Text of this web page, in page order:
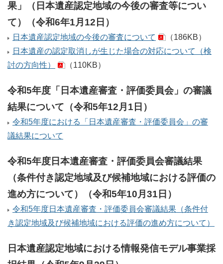
果」（日本遺産認定地域の今後の審査等につい
て）（令和6年1月12日）
日本遺産認定地域の今後の審査について
（186KB）
日本遺産の認定取消しが生じた場合の対応について（検
討の方向性）
（110KB）
令和5年度「日本遺産審査・評価委員会」の審議
結果について（令和5年12月1日）
令和5年度における「日本遺産審査・評価委員会」の審
議結果について
令和5年度日本遺産審査・評価委員会審議結果
（条件付き認定地域及び候補地域における評価の
進め方について）（令和5年10月31日）
令和5年度日本遺産審査・評価委員会審議結果（条件付
き認定地域及び候補地域における評価の進め方について）
日本遺産認定地域における情報発信モデル事業採